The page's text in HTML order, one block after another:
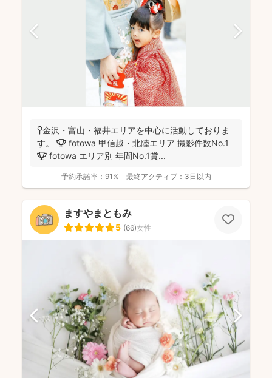
📍金沢・富山・福井エリアを中心に活動しておりま
す。 🏆 fotowa 甲信越・北陸エリア 撮影件数No.1
🏆 fotowa エリア別 年間No.1賞...
予約承諾率： 91% 最終アクティブ： 3日以内
ますやまともみ
5 (66)女性